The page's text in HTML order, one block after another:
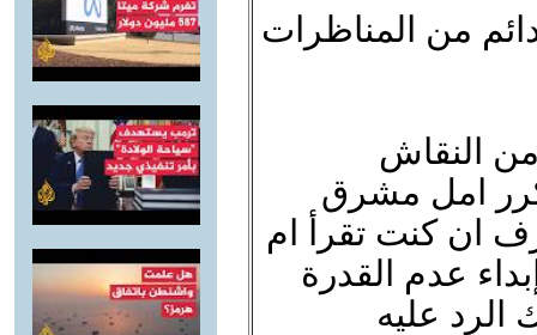
من المناظرات
النقاش
امل مشرق
ان كنت تقرأ ام
عدم القدرة
عليه